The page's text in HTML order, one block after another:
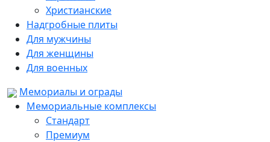
Христианские
Надгробные плиты
Для мужчины
Для женщины
Для военных
Мемориалы и ограды
Мемориальные комплексы
Стандарт
Премиум